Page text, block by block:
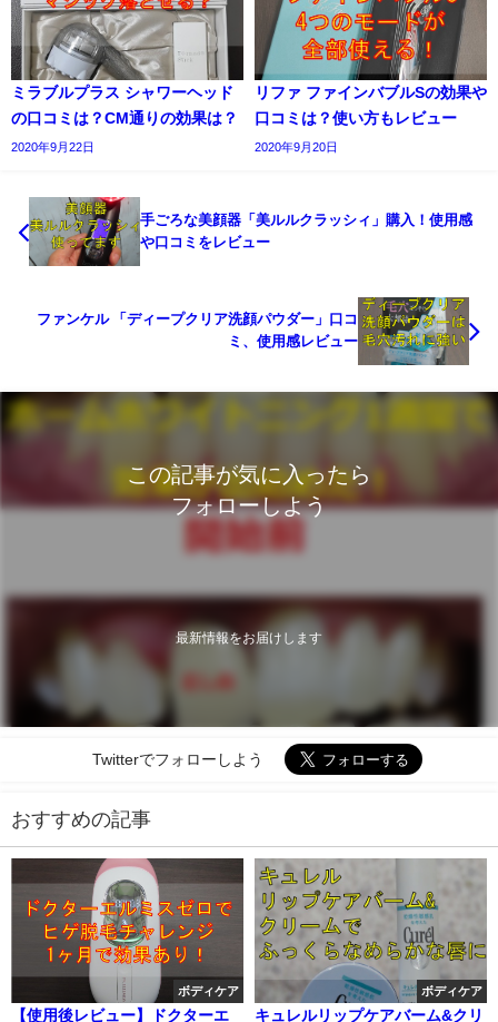
ミラブルプラス シャワーヘッド
の口コミは？CM通りの効果は？
2020年9月22日
リファ ファインバブルSの効果や
口コミは？使い方もレビュー
2020年9月20日
手ごろな美顔器「美ルルクラッシィ」購入！使用感
や口コミをレビュー
ファンケル 「ディープクリア洗顔パウダー」口コ
ミ、使用感レビュー
この記事が気に入ったら
フォローしよう
最新情報をお届けします
Twitterでフォローしよう
おすすめの記事
ボディケア
【使用後レビュー】ドクターエ
ボディケア
キュレルリップケアバーム&クリ